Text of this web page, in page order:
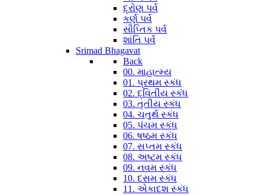
દ્રોણ પર્વ
કર્ણ પર્વ
સૌપ્તિક પર્વ
શાંતિ પર્વ
Srimad Bhagavat
Back
00. માહાત્મ્ય
01. પ્રથમ સ્કંધ
02. દ્વિતીય સ્કંધ
03. તૃતીય સ્કંધ
04. ચતુર્થ સ્કંધ
05. પંચમ સ્કંધ
06. ષષ્ઠમ સ્કંધ
07. સપ્તમ સ્કંધ
08. અષ્ટમ સ્કંધ
09. નવમ સ્કંધ
10. દસમ સ્કંધ
11. એકાદશ સ્કંધ